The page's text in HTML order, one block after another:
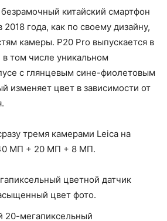
китайский смартфон
года, как по своему дизайну,
камеры. P20 Pro выпускается в
в том числе уникальном
с глянцевым сине-фиолетовым
изменяет цвет в зависимости от
тремя камерами Leica на
МП + 20 МП + 8 МП.
цветной датчик
цвет фото.
20-мегапиксельный